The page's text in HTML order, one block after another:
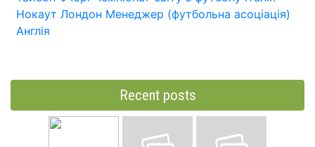
Нокаут Лондон Менеджер (футбольна асоціація)
Англія
Recent posts